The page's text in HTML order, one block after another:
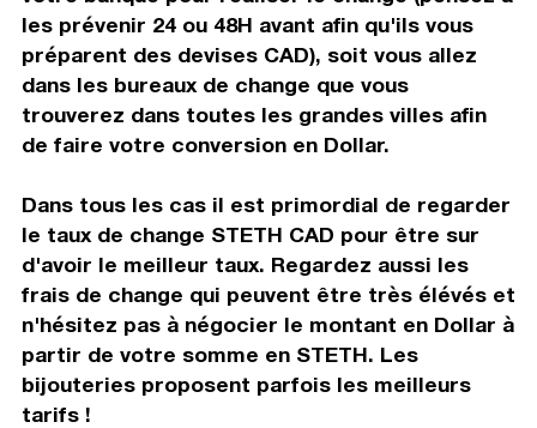
les prévenir 24 ou 48H avant afin qu'ils vous
préparent des devises CAD), soit vous allez
dans les bureaux de change que vous
trouverez dans toutes les grandes villes afin
de faire votre conversion en Dollar.
Dans tous les cas il est primordial de regarder
le taux de change STETH CAD pour être sur
d'avoir le meilleur taux. Regardez aussi les
frais de change qui peuvent être très élévés et
n'hésitez pas à négocier le montant en Dollar à
partir de votre somme en STETH. Les
bijouteries proposent parfois les meilleurs
tarifs !